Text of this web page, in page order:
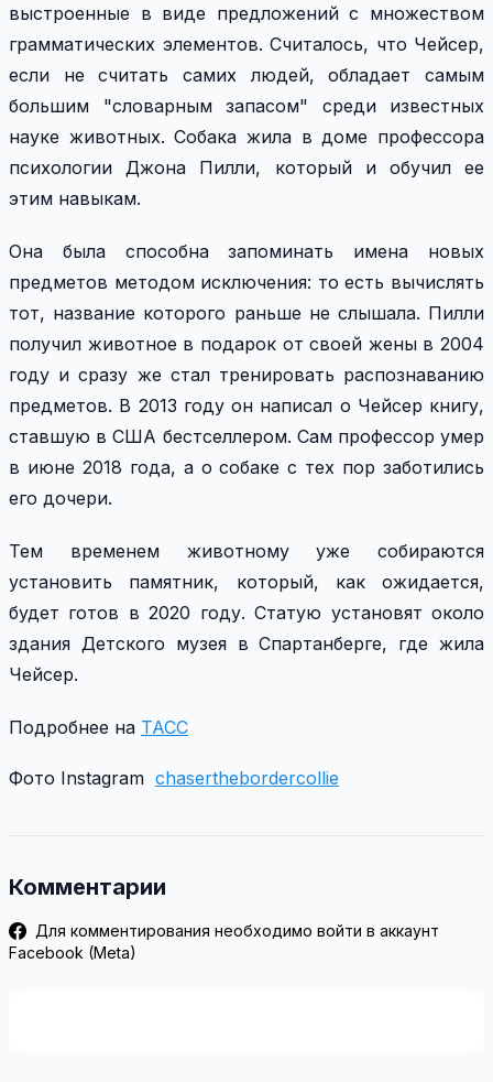
выстроенные в виде предложений с множеством
грамматических элементов. Считалось, что Чейсер,
если не считать самих людей, обладает самым
большим "словарным запасом" среди известных
науке животных. Собака жила в доме профессора
психологии Джона Пилли, который и обучил ее
этим навыкам.
Она была способна запоминать имена новых
предметов методом исключения: то есть вычислять
тот, название которого раньше не слышала. Пилли
получил животное в подарок от своей жены в 2004
году и сразу же стал тренировать распознаванию
предметов. В 2013 году он написал о Чейсер книгу,
ставшую в США бестселлером. Сам профессор умер
в июне 2018 года, а о собаке с тех пор заботились
его дочери.
Тем временем животному уже собираются
установить памятник, который, как ожидается,
будет готов в 2020 году. Статую установят около
здания Детского музея в Спартанберге, где жила
Чейсер.
Подробнее на ТАСС
Фото Instagram chaserthebordercollie
Комментарии
Для комментирования необходимо войти в аккаунт
Facebook (Meta)